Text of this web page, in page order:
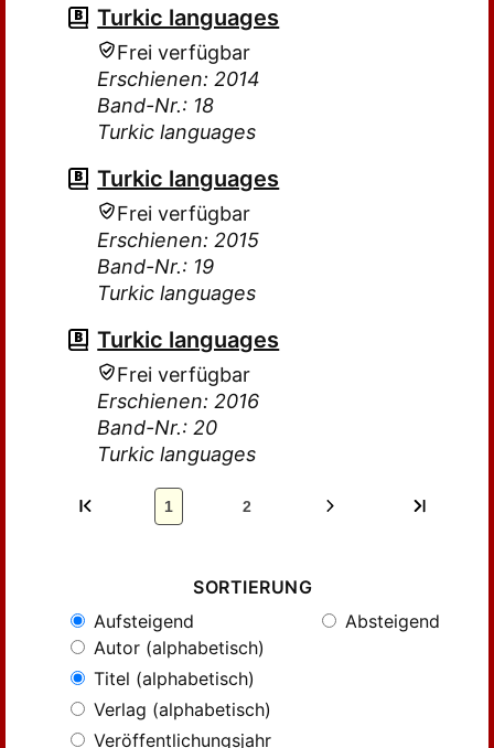
Turkic languages
Frei verfügbar
Erschienen: 2014
Band-Nr.: 18
Turkic languages
Turkic languages
Frei verfügbar
Erschienen: 2015
Band-Nr.: 19
Turkic languages
Turkic languages
Frei verfügbar
Erschienen: 2016
Band-Nr.: 20
Turkic languages
1 2
SORTIERUNG
Aufsteigend
Absteigend
Autor (alphabetisch)
Titel (alphabetisch)
Verlag (alphabetisch)
Veröffentlichungsjahr